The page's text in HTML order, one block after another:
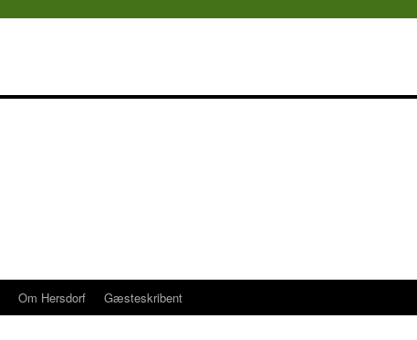
Om Hersdorf Gæsteskribent